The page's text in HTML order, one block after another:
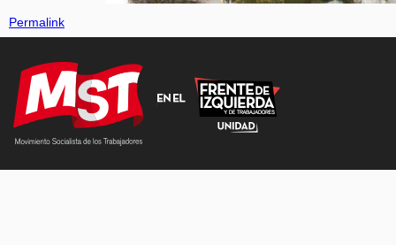
Permalink